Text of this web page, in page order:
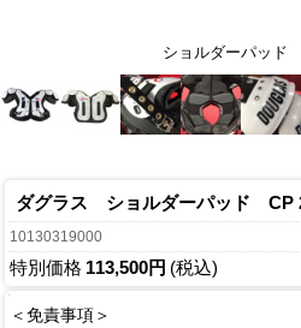
ショルダーパッド
ダグラス ショルダーパッド CP
10130319000
特別価格 113,500円 (税込)
＜免責事項＞